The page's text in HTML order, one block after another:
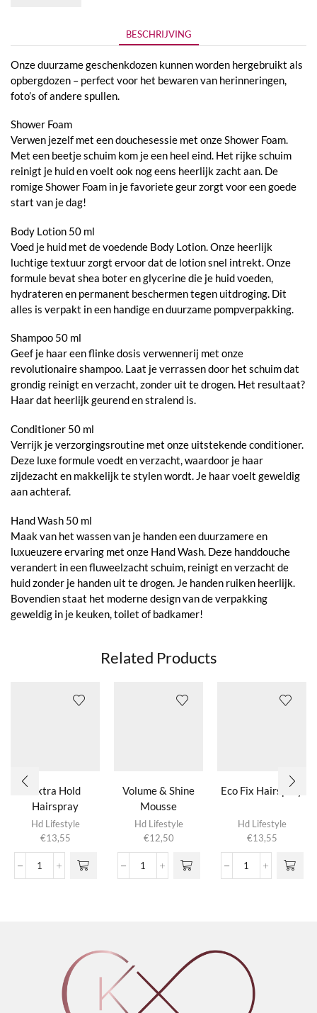
BESCHRIJVING
Onze duurzame geschenkdozen kunnen worden hergebruikt als
opbergdozen – perfect voor het bewaren van herinneringen,
foto’s of andere spullen.
Shower Foam
Verwen jezelf met een douchesessie met onze Shower Foam.
Met een beetje schuim kom je een heel eind. Het rijke schuim
reinigt je huid en voelt ook nog eens heerlijk zacht aan. De
romige Shower Foam in je favoriete geur zorgt voor een goede
start van je dag!
Body Lotion 50 ml
Voed je huid met de voedende Body Lotion. Onze heerlijk
luchtige textuur zorgt ervoor dat de lotion snel intrekt. Onze
formule bevat shea boter en glycerine die je huid voeden,
hydrateren en permanent beschermen tegen uitdroging. Dit
alles is verpakt in een handige en duurzame pompverpakking.
Shampoo 50 ml
Geef je haar een flinke dosis verwennerij met onze
revolutionaire shampoo. Laat je verrassen door het schuim dat
grondig reinigt en verzacht, zonder uit te drogen. Het resultaat?
Haar dat heerlijk geurend en stralend is.
Conditioner 50 ml
Verrijk je verzorgingsroutine met onze uitstekende conditioner.
Deze luxe formule voedt en verzacht, waardoor je haar
zijdezacht en makkelijk te stylen wordt. Je haar voelt geweldig
aan achteraf.
Hand Wash 50 ml
Maak van het wassen van je handen een duurzamere en
luxueuzere ervaring met onze Hand Wash. Deze handdouche
verandert in een fluweelzacht schuim, reinigt en verzacht de
huid zonder je handen uit te drogen. Je handen ruiken heerlijk.
Bovendien staat het moderne design van de verpakking
geweldig in je keuken, toilet of badkamer!
Related Products
Extra Hold
Hairspray
Hd Lifestyle
€13,55
Extra
Volume & Shine
Mousse
Hd Lifestyle
€12,50
Volume
Eco Fix Hairspray
Hd Lifestyle
€13,55
Eco